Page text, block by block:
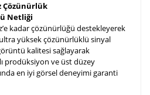
Çözünürlük
Netliği
kadar çözünürlüğü destekleyerek
ultra yüksek çözünürlüklü sinyal
kalitesi sağlayarak
prodüksiyon ve üst düzey
en iyi görsel deneyimi garanti